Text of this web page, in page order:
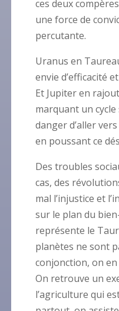
ces deux
une force de
percutante.
Uranus en
envie d’efficacité
Et Jupiter en
marquant un cycle
danger d’aller
en poussant ce
Des troubles
cas, des
mal l’injustice et
sur le plan du
représente le
planètes ne sont
conjonction, on en
On retrouve un
l’agriculture qui